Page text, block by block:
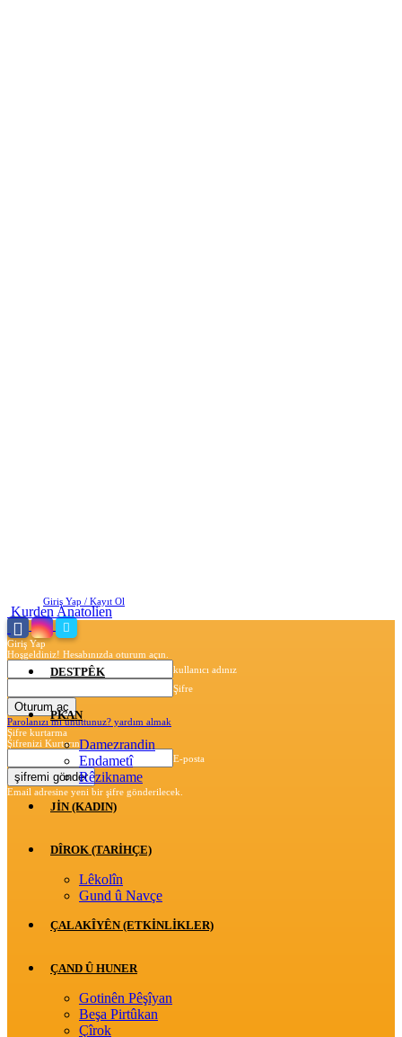
Giriş Yap / Kayıt Ol
Giriş Yap
Hoşgeldiniz! Hesabınızda oturum açın.
kullanıcı adınız
Şifre
Parolanızı mı unuttunuz? yardım almak
Şifre kurtarma
Şifrenizi Kurtarın
E-posta
Email adresine yeni bir şifre gönderilecek.
Kurden Anatolien
DESTPÊK
PKAN
Damezrandin
Endametî
Rêzikname
JİN (KADIN)
DÎROK (TARİHÇE)
Lêkolîn
Gund û Navçe
ÇALAKÎYÊN (ETKINLIKLER)
ÇAND Û HUNER
Gotinên Pêşîyan
Beşa Pirtûkan
Çîrok